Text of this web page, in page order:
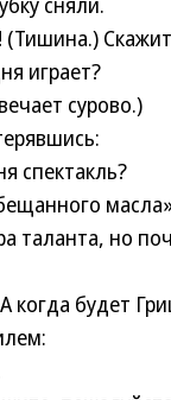
играет?
сурово.)
спектакль?
таланта, но
когда будет